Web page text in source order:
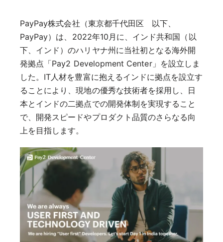
PayPay株式会社（東京都千代田区 以下、
PayPay）は、2022年10月に、インド共和国（以
下、インド）のハリヤナ州に当社初となる海外開
発拠点「Pay2 Development Center」を設立しま
した。IT人材を豊富に抱えるインドに拠点を設立す
ることにより、現地の優秀な技術者を採用し、日
本とインドの二拠点での開発体制を実現すること
で、開発スピードやプロダクト品質のさらなる向
上を目指します。